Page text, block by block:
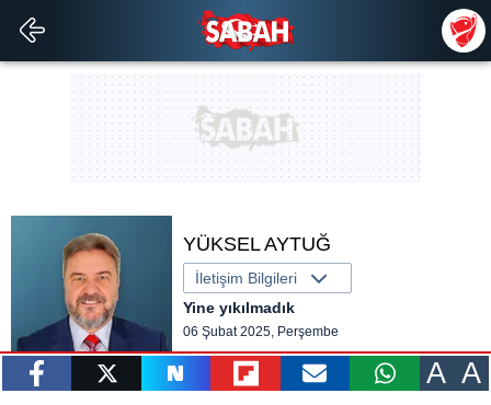
YÜKSEL AYTUĞ
İletişim Bilgileri
Yine yıkılmadık
06 Şubat 2025, Perşembe
A A